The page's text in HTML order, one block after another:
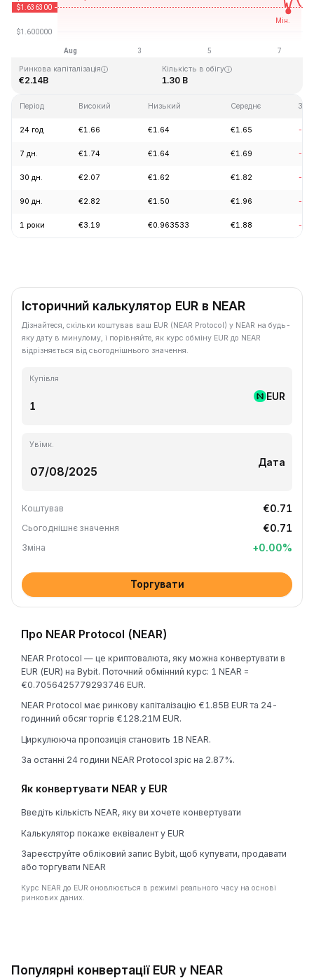
Історичний максимум
€0.526762
Ринкова капіталізація
€2.14B
Кількість в обігу
1.30 B
Період Високий Низький Середнє
24 год €1.66 €1.64 €1.65 -
7 дн. €1.74 €1.64 €1.69 -
30 дн. €2.07 €1.62 €1.82 -
90 дн. €2.82 €1.50 €1.96 -
1 роки €3.19 €0.963533 €1.88 -
Історичний калькулятор EUR в NEAR
Дізнайтеся, скільки коштував ваш EUR (NEAR Protocol) у NEAR на будь-
яку дату в минулому, і порівняйте, як курс обміну EUR до NEAR
відрізняється від сьогоднішнього значення.
Купівля
EUR
Увімк.
Дата
Коштував €0.71
Сьогоднішнє значення €0.71
Зміна +0.00%
Торгувати
Про NEAR Protocol (NEAR)
NEAR Protocol — це криптовалюта, яку можна конвертувати в
EUR (EUR) на Bybit. Поточний обмінний курс: 1 NEAR =
€0.7056425779293746 EUR.
NEAR Protocol має ринкову капіталізацію €1.85B EUR та 24-
годинний обсяг торгів €128.21M EUR.
Циркулююча пропозиція становить 1B NEAR.
За останні 24 години NEAR Protocol зріс на 2.87%.
Як конвертувати NEAR у EUR
Введіть кількість NEAR, яку ви хочете конвертувати
Калькулятор покаже еквівалент у EUR
Зареєструйте обліковий запис Bybit, щоб купувати, продавати
або торгувати NEAR
Курс NEAR до EUR оновлюється в режимі реального часу на основі
ринкових даних.
Популярні конвертації EUR у NEAR